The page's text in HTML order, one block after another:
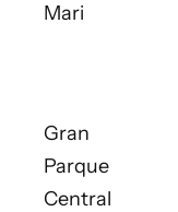
Mari
Gran
Parque
Central